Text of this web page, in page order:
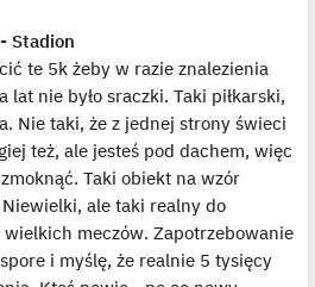
Stadion
te 5k żeby w razie znalezienia
nie było sraczki. Taki piłkarski,
Nie taki, że z jednej strony świeci
też, ale jesteś pod dachem, więc
Taki obiekt na wzór
ale taki realny do
wielkich meczów. Zapotrzebowanie
i myślę, że realnie 5 tysięcy